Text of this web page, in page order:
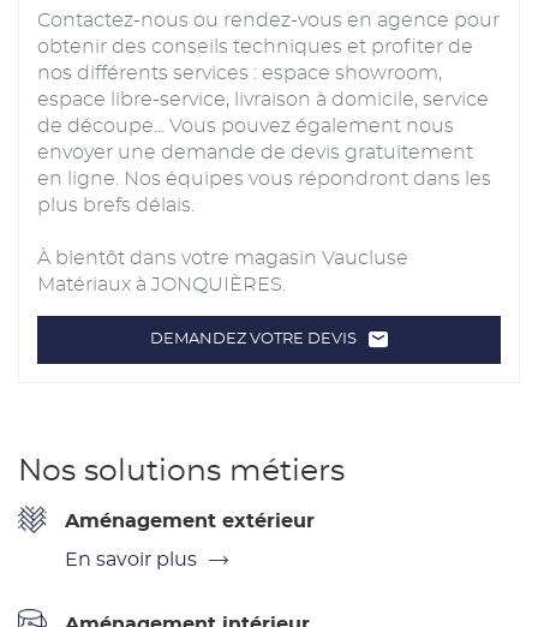
Contactez-nous ou rendez-vous en agence pour
obtenir des conseils techniques et profiter de
nos différents services : espace showroom,
espace libre-service, livraison à domicile, service
de découpe... Vous pouvez également nous
envoyer une demande de devis gratuitement
en ligne. Nos équipes vous répondront dans les
plus brefs délais.
À bientôt dans votre magasin Vaucluse
Matériaux à JONQUIÈRES.
DEMANDEZ VOTRE DEVIS
LE
POINT
Nos solutions métiers
Aménagement extérieur
En savoir plus